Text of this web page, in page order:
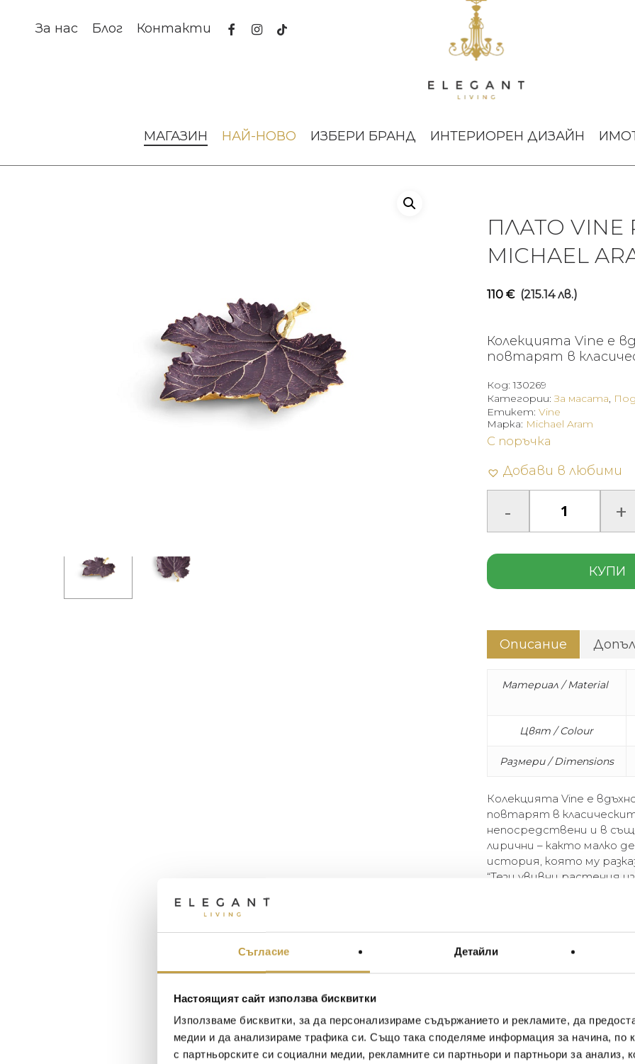
Съгласие Детайли
Настоящият сайт използва бисквитки
Използваме бисквитки, за да персонализираме съдържанието и рекламите, да
медии и да анализираме трафика си. Също така споделяме информация за начина, по
с партньорските си социални медии, рекламните си партньори и партньори за анализ,
За нас Блог Контакти facebookinstagram
tiktok
МАГАЗИН НАЙ-НОВО ИЗБЕРИ БРАНД ИНТЕРИОРЕН ДИЗАЙН
ПЛАТО VINE
MICHAEL
110 € (215.14 лв.)
Колекцията Vine е
повтарят в
Код:130269
Категории:За масата,
Етикет: Vine
С поръчка
Добави в любими
КУПИ
Марка: Michael Aram
Описание
Материал / Material
Цвят / Colour
Размери / Dimensions
Колекцията Vine е
повтарят в
непосредствени и в
лирични – както малко
история, която му
“Тези увивни растения
обраслия вход на
фантастична флора и
The Vine Collection takes
around classic storytelling.
at the same time,
“These vines conjure up
enchanted forest. The
unexpected beauty.” –